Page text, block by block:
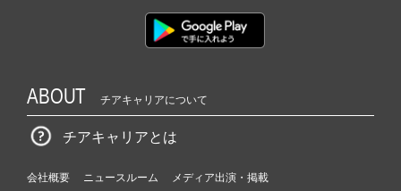
ABOUT チアキャリアについて
チアキャリアとは
会社概要 ニュースルーム
メディア出演・掲載